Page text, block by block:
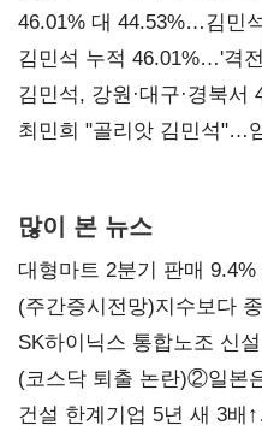
대표된 양 당직 배분"
46.01% 대 44.53%…김민
김민석 누적 46.01%…'격
(2보)
김민석, 강원·대구·경북
최민희 "골리앗 김민석"…
많이 본 뉴스
대형마트 2분기 판매
(주간증시전망)지수보다
SK하이닉스 통합노조 신
불만 확산
(코스닥 퇴출 논란)②일본
당장 퇴출?…시간만으론
건설 한계기업 5년 새 3배